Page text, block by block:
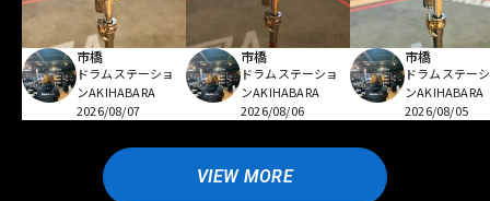
市橋
ドラムステーショ
ンAKIHABARA
2026/08/07
市橋
ドラムステーショ
ンAKIHABARA
2026/08/06
市橋
ドラムステー
ンAKIHABARA
2026/08/05
VIEW MORE